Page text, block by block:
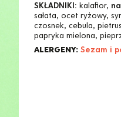
SKŁADNIKI: kalafior,
sałata, ocet ryżowy,
czosnek, cebula,
papryka mielona,
ALERGENY: Sezam i